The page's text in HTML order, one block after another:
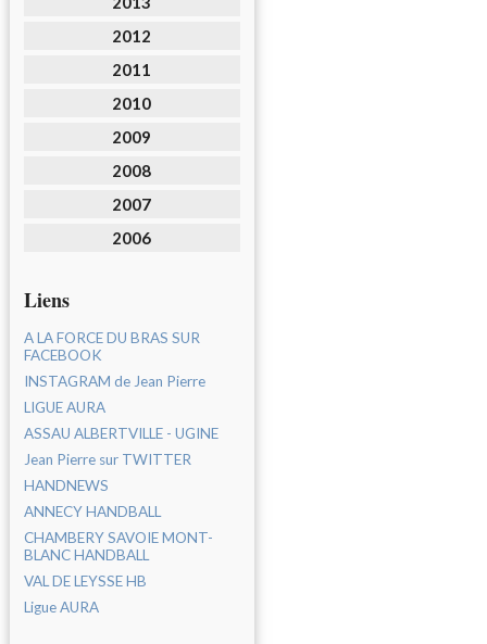
2012
2011
2010
2009
2008
2007
2006
Liens
A LA FORCE DU BRAS SUR
FACEBOOK
INSTAGRAM de Jean Pierre
LIGUE AURA
ASSAU ALBERTVILLE - UGINE
Jean Pierre sur TWITTER
HANDNEWS
ANNECY HANDBALL
CHAMBERY SAVOIE MONT-
BLANC HANDBALL
VAL DE LEYSSE HB
Ligue AURA